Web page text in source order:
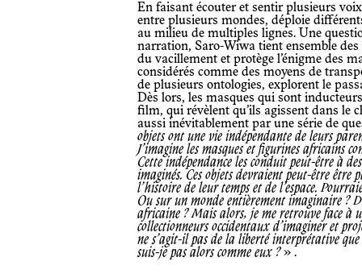
En faisant écouter et sentir plusieurs
entre plusieurs mondes, déploie
au milieu de multiples lignes. Une
narration, Saro-Wiwa tient ensemble des
du vacillement et protège l’énigme des
considérés comme des moyens de
de plusieurs ontologies, explorent le
Dès lors, les masques qui sont
film, qui révèlent qu’ils agissent dans le
aussi inévitablement par une série de
objets ont une vie indépendante de leurs
J’imagine les masques et figurines africains
Cette indépendance les conduit peut-être à
imaginés. Ces objets devraient peut-être être
l’histoire de leur temps et de l’espace.
Ou sur un monde entièrement imaginaire ?
africaine ? Mais alors, je me retrouve face à
collectionneurs occidentaux d’imaginer et
ne s’agit-il pas de la liberté interprétative
suis-je pas alors comme eux ?» .